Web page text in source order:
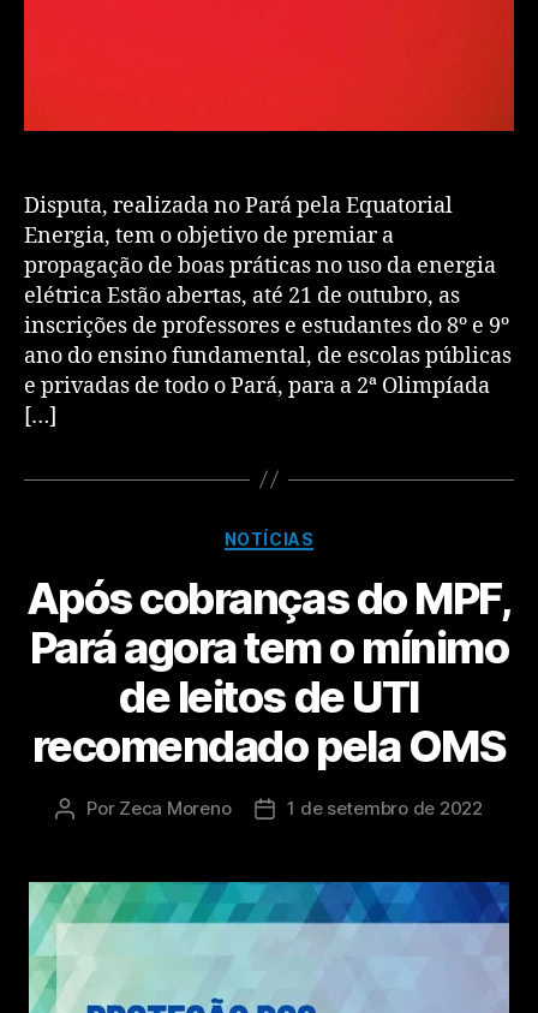
Disputa, realizada no Pará pela Equatorial
Energia, tem o objetivo de premiar a
propagação de boas práticas no uso da energia
elétrica Estão abertas, até 21 de outubro, as
inscrições de professores e estudantes do 8º e 9º
ano do ensino fundamental, de escolas públicas
e privadas de todo o Pará, para a 2ª Olimpíada
[…]
NOTÍCIAS
Após cobranças do MPF,
Pará agora tem o mínimo
de leitos de UTI
recomendado pela OMS
Por Zeca Moreno 1 de setembro de 2022